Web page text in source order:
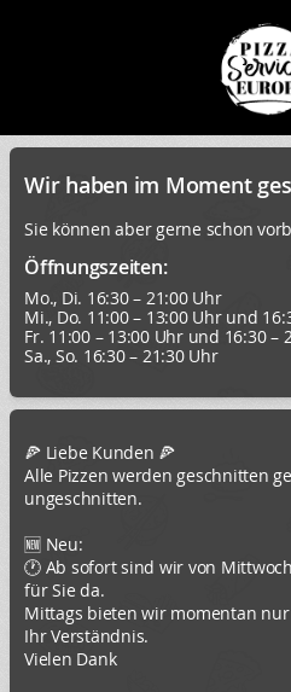
Wir haben im Moment
Sie können aber gerne schon
Öffnungszeiten:
Mo., Di. 16:30 – 21:00 Uhr
Mi., Do. 11:00 – 13:00 Uhr und
Fr. 11:00 – 13:00 Uhr und 16:30 –
Sa., So. 16:30 – 21:30 Uhr
🍕 Liebe Kunden 🍕
Alle Pizzen werden geschnitten
ungeschnitten.
🆕️ Neu:
🕐 Ab sofort sind wir von
für Sie da.
Mittags bieten wir momentan
Ihr Verständnis.
Vielen Dank